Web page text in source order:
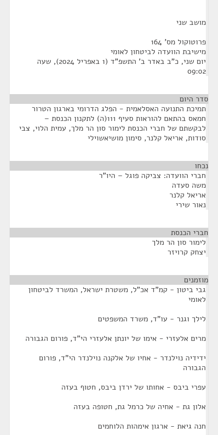
מושב שני
פרוטוקול מס' 164
מישיבת הוועדה לביטחון לאומי
יום שני, כ"ב באדר ב' התשפ"ד (1 באפריל 2024), שעה
09:02
סדר היום
תמיכת התנועה האסלאמית - הפלג הדרומי בארגון הטרור
חמאס בהתאם להוראות סעיף 111(ה) לתקנון הכנסת –
לבקשתם של חברי הכנסת לימור סון הר מלך, עמית הלוי, צבי
סודות, אריאל קלנר, סימון מושיאשוילי
נכחו
חברי הוועדה: צביקה פוגל – היו"ר
משה סעדה
אריאל קלנר
נאור שירי
חברי הכנסת
לימור סון הר מלך
יצחק קרויזר
מוזמנים
גבי ביטון - קמ"ד אכ"ל, משטרת ישראל, המשרד לביטחון
לאומי
לילך וגנר - עו"ד, משרד המשפטים
מרים אלעזרי - אימו של יונתן אלעזרי הי"ד, פורום הגבורה
ידידיה נוילנדר - אחיו של אלקנה נוילנדר הי"ד, פורום
הגבורה
עפרי ביבס - אחותו של ירדן ביבס, חטוף בעזה
אלון גת - אחיה של כרמל גת, חטופה בעזה
חנה גיאת - ארגון אימהות הלוחמים